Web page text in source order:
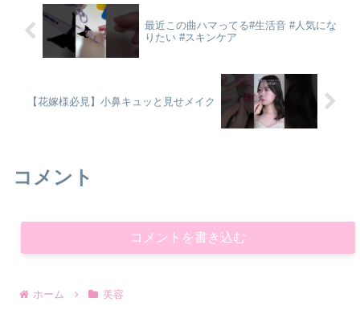
最近この曲ハマってる#生活音 #人気にな
りたい #スキンケア
【花嫁様必見】小鼻キュッと見せメイク
コメント
コメントを書き込む
ホーム 美容